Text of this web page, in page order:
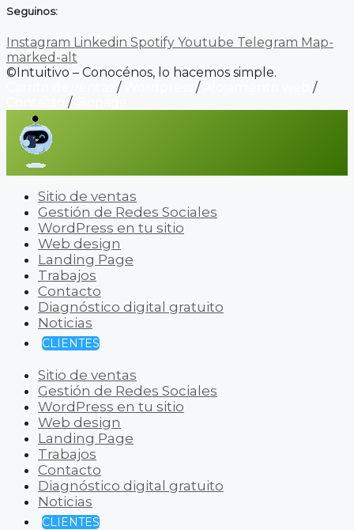
Seguinos:
Instagram Linkedin Spotify Youtube Telegram Map-
marked-alt
©Intuitivo – Conocénos, lo hacemos simple.
/ /
/
/
Sitio de ventas
Gestión de Redes Sociales
WordPress en tu sitio
Web design
Landing Page
Trabajos
Contacto
Diagnóstico digital gratuito
Noticias
CLIENTES
Sitio de ventas
Gestión de Redes Sociales
WordPress en tu sitio
Web design
Landing Page
Trabajos
Contacto
Diagnóstico digital gratuito
Noticias
CLIENTES